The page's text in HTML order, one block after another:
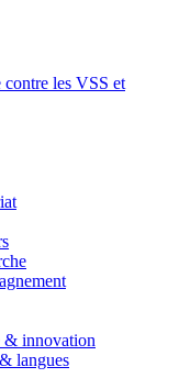
les VSS et
& innovation
langues